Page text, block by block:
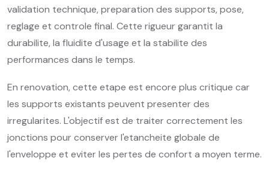
validation technique, preparation des supports, pose,
reglage et controle final. Cette rigueur garantit la
durabilite, la fluidite d'usage et la stabilite des
performances dans le temps.
En renovation, cette etape est encore plus critique car
les supports existants peuvent presenter des
irregularites. L'objectif est de traiter correctement les
jonctions pour conserver l'etancheite globale de
l'enveloppe et eviter les pertes de confort a moyen terme.